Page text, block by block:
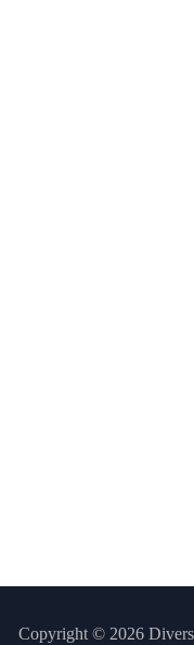
Copyright © 2026